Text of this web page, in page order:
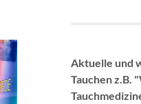
Aktuelle und
Tauchen z.B.